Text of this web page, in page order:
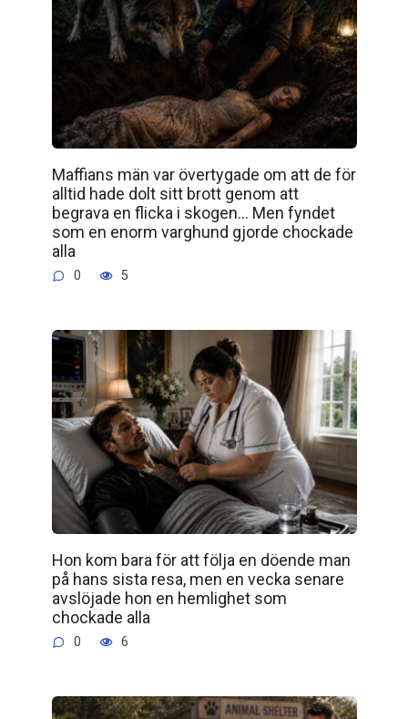
Maffians män var övertygade om att de för
alltid hade dolt sitt brott genom att
begrava en flicka i skogen… Men fyndet
som en enorm varghund gjorde chockade
alla
0 5
Hon kom bara för att följa en döende man
på hans sista resa, men en vecka senare
avslöjade hon en hemlighet som
chockade alla
0 6